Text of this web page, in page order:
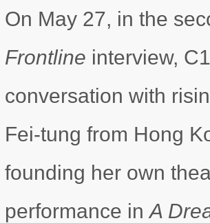
On May 27, in the
Frontline interview,
conversation with
Fei-tung from Hong
founding her own
performance in A